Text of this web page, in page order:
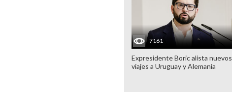
7161
Expresidente Boric alista nuevos
viajes a Uruguay y Alemania